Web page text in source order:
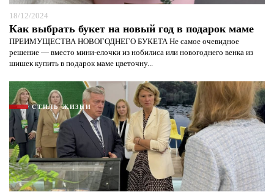
18/12/2024
Как выбрать букет на новый год в подарок маме
ПРЕИМУЩЕСТВА НОВОГОДНЕГО БУКЕТА Не самое очевидное
решение — вместо мини-елочки из нобилиса или новогоднего венка из
шишек купить в подарок маме цветочну...
СТИЛЬ ЖИЗНИ